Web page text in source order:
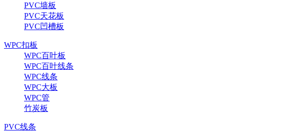
PVC墙板
PVC天花板
PVC凹槽板
WPC扣板
WPC百叶板
WPC百叶线条
WPC线条
WPC大板
WPC管
竹炭板
PVC线条